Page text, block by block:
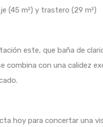
(45 m²) y trastero (29 m²)
este, que baña de
combina con una calidez
hoy para concertar una